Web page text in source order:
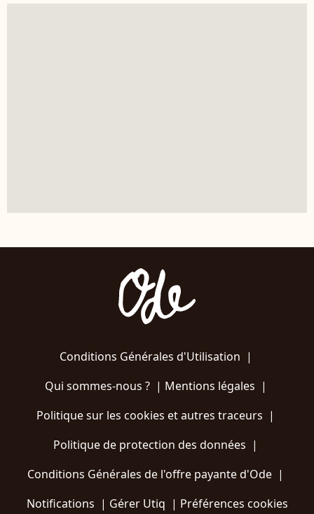
Conditions Générales d'Utilisation |
Qui sommes-nous ?| Mentions légales |
Politique sur les cookies et autres traceurs |
Politique de protection des données |
Conditions Générales de l'offre payante d'Ode |
Notifications | Gérer Utiq | Préférences cookies